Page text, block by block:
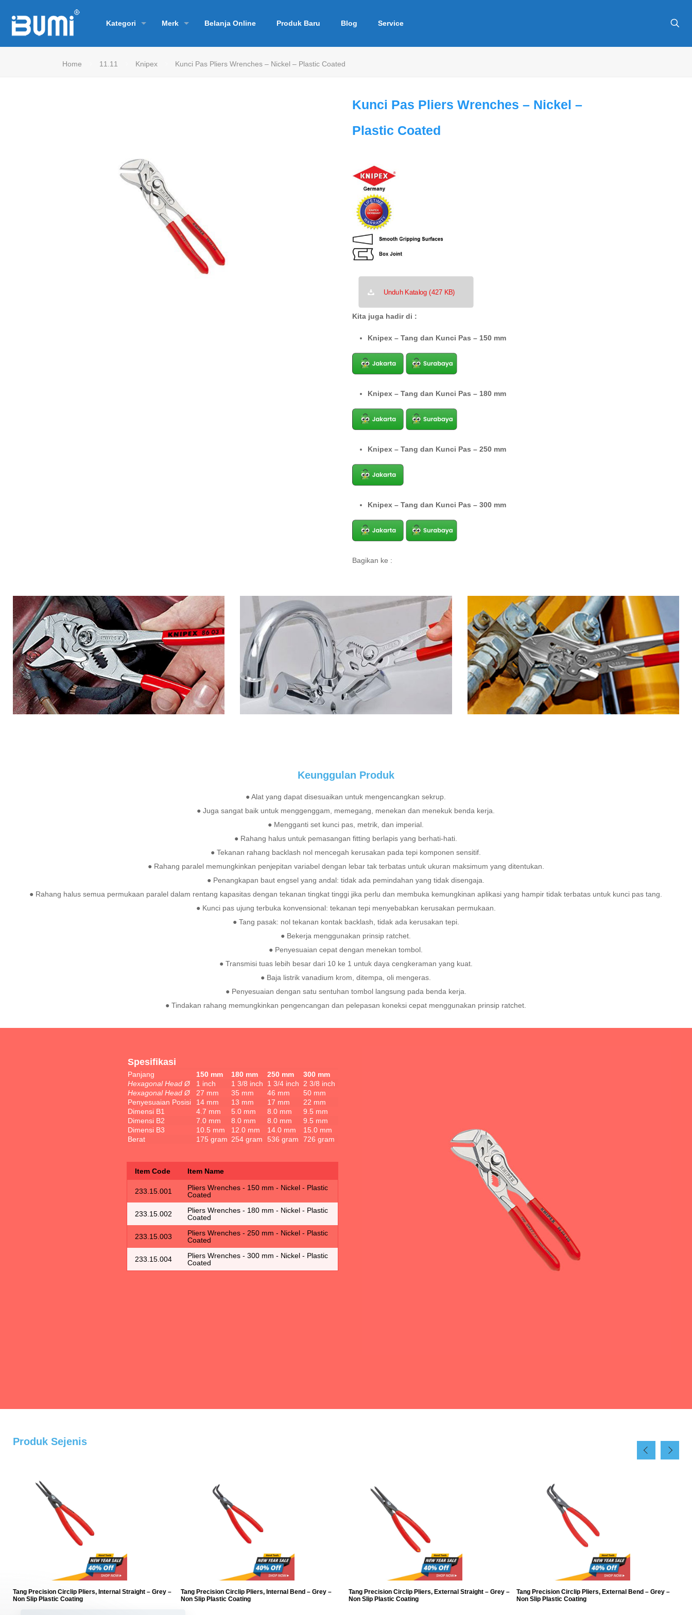
Kategori Merk Belanja Online Produk Baru Blog Service
Home 11.11 Knipex Kunci Pas Pliers Wrenches – Nickel – Plastic Coated
Kunci Pas Pliers Wrenches – Nickel –
Plastic Coated
Unduh Katalog (427 KB)
Kita juga hadir di :
Knipex – Tang dan Kunci Pas – 150 mm
Knipex – Tang dan Kunci Pas – 180 mm
Knipex – Tang dan Kunci Pas – 250 mm
Knipex – Tang dan Kunci Pas – 300 mm
Bagikan ke :
Keunggulan Produk
● Alat yang dapat disesuaikan untuk mengencangkan sekrup.
● Juga sangat baik untuk menggenggam, memegang, menekan dan menekuk benda kerja.
● Mengganti set kunci pas, metrik, dan imperial.
● Rahang halus untuk pemasangan fitting berlapis yang berhati-hati.
● Tekanan rahang backlash nol mencegah kerusakan pada tepi komponen sensitif.
● Rahang paralel memungkinkan penjepitan variabel dengan lebar tak terbatas untuk ukuran maksimum yang ditentukan.
● Penangkapan baut engsel yang andal: tidak ada pemindahan yang tidak disengaja.
● Rahang halus semua permukaan paralel dalam rentang kapasitas dengan tekanan tingkat tinggi jika perlu dan membuka kemungkinan aplikasi yang hampir tidak terbatas untuk kunci pas tang.
● Kunci pas ujung terbuka konvensional: tekanan tepi menyebabkan kerusakan permukaan.
● Tang pasak: nol tekanan kontak backlash, tidak ada kerusakan tepi.
● Bekerja menggunakan prinsip ratchet.
● Penyesuaian cepat dengan menekan tombol.
● Transmisi tuas lebih besar dari 10 ke 1 untuk daya cengkeraman yang kuat.
● Baja listrik vanadium krom, ditempa, oli mengeras.
● Penyesuaian dengan satu sentuhan tombol langsung pada benda kerja.
● Tindakan rahang memungkinkan pengencangan dan pelepasan koneksi cepat menggunakan prinsip ratchet.
Spesifikasi
Panjang 150 mm 180 mm 250 mm
300 mm
Hexagonal Head Ø
1 inch 1 3/8 inch 1 3/4 inch
2 3/8 inch
Hexagonal Head Ø
27 mm 35 mm 46 mm
50 mm
Penyesuaian Posisi
14 mm 13 mm 17 mm
22 mm
Dimensi B1
4.7 mm 5.0 mm 8.0 mm
9.5 mm
Dimensi B2
7.0 mm 8.0 mm 8.0 mm
9.5 mm
Dimensi B3
10.5 mm 12.0 mm 14.0 mm
15.0 mm
Berat
175 gram 254 gram 536 gram 726 gram
Item Code Item Name
233.15.001
Pliers Wrenches - 150 mm - Nickel - Plastic
Coated
233.15.002
Pliers Wrenches - 180 mm - Nickel - Plastic
Coated
233.15.003
Pliers Wrenches - 250 mm - Nickel - Plastic
Coated
233.15.004
Pliers Wrenches - 300 mm - Nickel - Plastic
Coated
Produk Sejenis
Tang Precision Circlip Pliers, Internal Straight – Grey –
Non Slip Plastic Coating
Tang Precision Circlip Pliers, Internal Bend – Grey –
Non Slip Plastic Coating
Tang Precision Circlip Pliers, External Straight – Grey –
Non Slip Plastic Coating
Tang Precision Circlip Pliers, External Bend – Grey –
Non Slip Plastic Coating
Customer support kami akan segera terhubung
dengan Anda.